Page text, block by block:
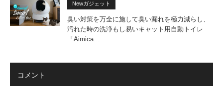
Newガジェット
臭い対策を万全に施して臭い漏れを極力減らし、
汚れた時の洗浄もし易いキャット用自動トイレ
「Aimica…
コメント